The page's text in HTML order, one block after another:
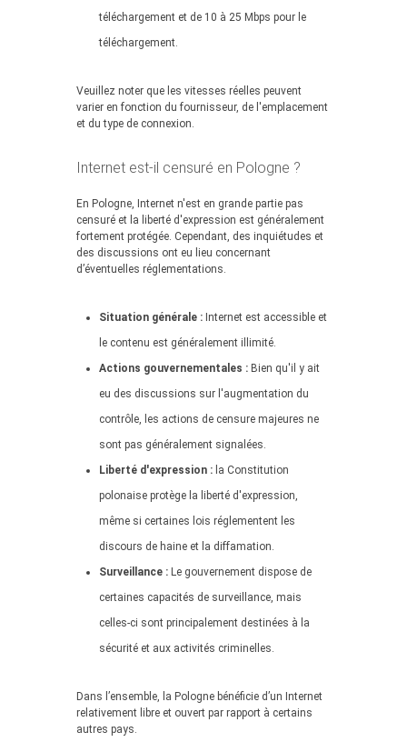
téléchargement et de 10 à 25 Mbps pour le
téléchargement.
Veuillez noter que les vitesses réelles peuvent
varier en fonction du fournisseur, de l'emplacement
et du type de connexion.
Internet est-il censuré en Pologne ?
En Pologne, Internet n'est en grande partie pas
censuré et la liberté d'expression est généralement
fortement protégée. Cependant, des inquiétudes et
des discussions ont eu lieu concernant
d’éventuelles réglementations.
Situation générale : Internet est accessible et
le contenu est généralement illimité.
Actions gouvernementales : Bien qu'il y ait
eu des discussions sur l'augmentation du
contrôle, les actions de censure majeures ne
sont pas généralement signalées.
Liberté d'expression : la Constitution
polonaise protège la liberté d'expression,
même si certaines lois réglementent les
discours de haine et la diffamation.
Surveillance : Le gouvernement dispose de
certaines capacités de surveillance, mais
celles-ci sont principalement destinées à la
sécurité et aux activités criminelles.
Dans l’ensemble, la Pologne bénéficie d’un Internet
relativement libre et ouvert par rapport à certains
autres pays.